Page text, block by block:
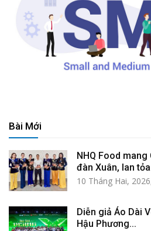
Bài Mới
NHQ Food mang
đàn Xuân, lan
10 Tháng Hai,
Diễn giả Áo Dài
Hậu Phương...